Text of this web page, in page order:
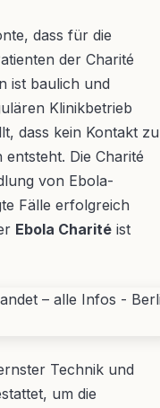
dass für die
der Charité
ist baulich und
Klinikbetrieb
dass kein Kontakt zu
Die Charité
von Ebola-
Fälle erfolgreich
Ebola Charité ist
Technik und
um die